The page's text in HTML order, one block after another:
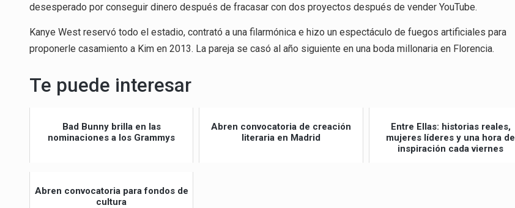
desesperado por conseguir dinero después de fracasar con dos proyectos después de vender YouTube.
Kanye West reservó todo el estadio, contrató a una filarmónica e hizo un espectáculo de fuegos artificiales para
proponerle casamiento a Kim en 2013. La pareja se casó al año siguiente en una boda millonaria en Florencia.
Te puede interesar
Bad Bunny brilla en las
nominaciones a los Grammys
Abren convocatoria de creación
literaria en Madrid
Entre Ellas: historias reales,
mujeres líderes y una hora de
inspiración cada viernes
Abren convocatoria para fondos de
cultura